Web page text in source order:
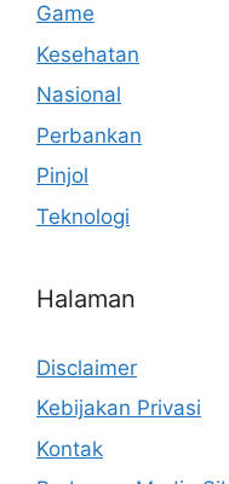
Game
Kesehatan
Nasional
Perbankan
Pinjol
Teknologi
Halaman
Disclaimer
Kebijakan Privasi
Kontak